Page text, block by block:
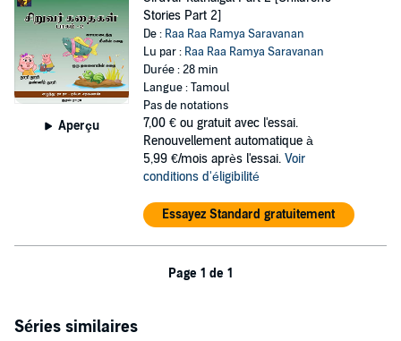
Aperçu
Stories Part 2]
De : Raa Raa Ramya Saravanan
Lu par : Raa Raa Ramya Saravanan
Durée : 28 min
Langue : Tamoul
Pas de notations
7,00 € ou gratuit avec l'essai.
Renouvellement automatique à
5,99 €/mois après l'essai. Voir
conditions d'éligibilité
Essayez Standard gratuitement
Page 1 de 1
Séries similaires